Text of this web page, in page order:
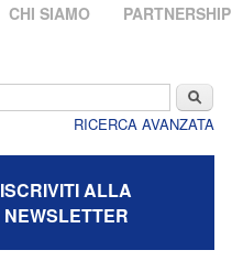
CHI SIAMO PARTNERSHIP
Cerca
RICERCA AVANZATA
ISCRIVITI ALLA
NEWSLETTER